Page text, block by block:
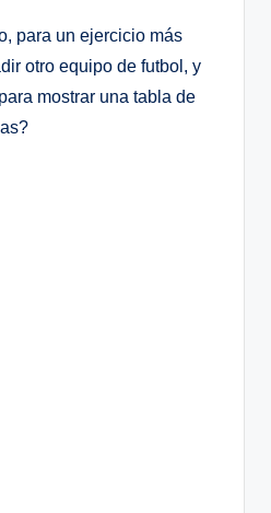
para un ejercicio más
otro equipo de futbol, y
mostrar una tabla de